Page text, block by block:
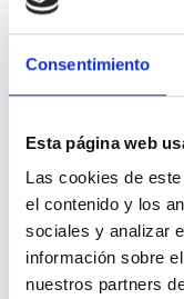
Consentimiento
Esta página web
Las cookies de
el contenido y los
sociales y analizar
información sobre
nuestros partners
impecable durante
Confeccionada
transpirabilidad
naturales
color original tras
distintivo lo aporta
bordado en el
rinde homenaje a
toque de